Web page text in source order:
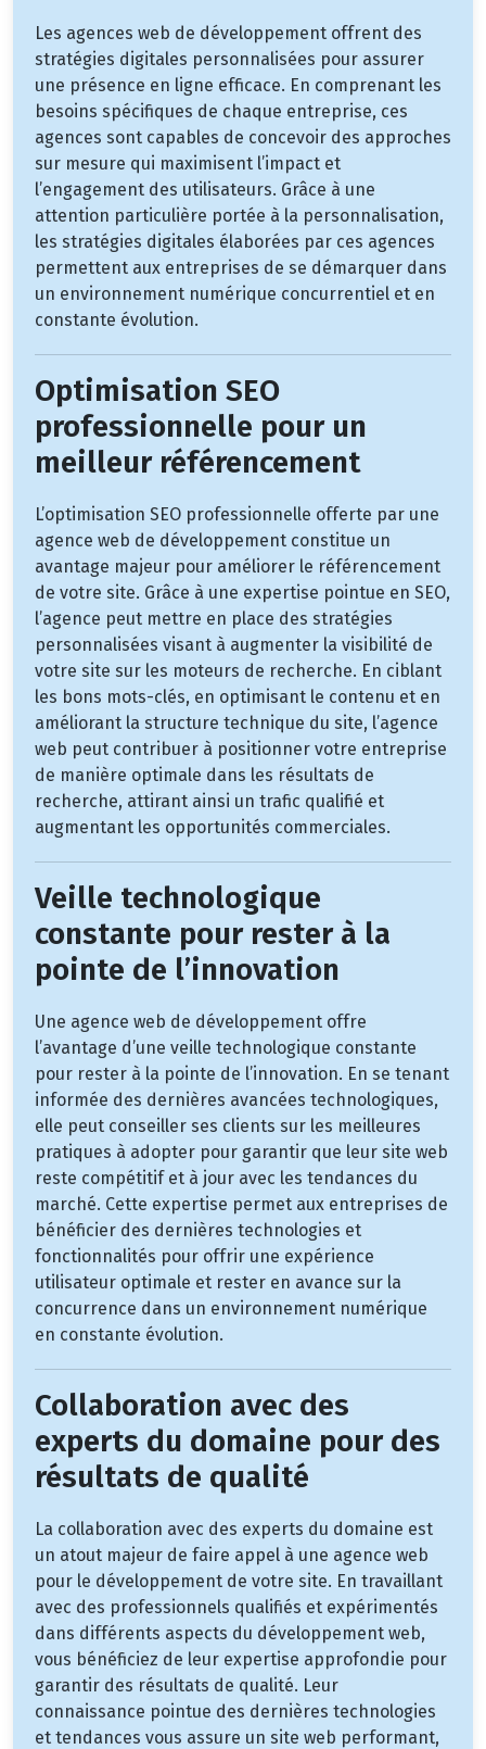
Les agences web de développement offrent des
stratégies digitales personnalisées pour assurer
une présence en ligne efficace. En comprenant les
besoins spécifiques de chaque entreprise, ces
agences sont capables de concevoir des approches
sur mesure qui maximisent l’impact et
l’engagement des utilisateurs. Grâce à une
attention particulière portée à la personnalisation,
les stratégies digitales élaborées par ces agences
permettent aux entreprises de se démarquer dans
un environnement numérique concurrentiel et en
constante évolution.
Optimisation SEO
professionnelle pour un
meilleur référencement
L’optimisation SEO professionnelle offerte par une
agence web de développement constitue un
avantage majeur pour améliorer le référencement
de votre site. Grâce à une expertise pointue en SEO,
l’agence peut mettre en place des stratégies
personnalisées visant à augmenter la visibilité de
votre site sur les moteurs de recherche. En ciblant
les bons mots-clés, en optimisant le contenu et en
améliorant la structure technique du site, l’agence
web peut contribuer à positionner votre entreprise
de manière optimale dans les résultats de
recherche, attirant ainsi un trafic qualifié et
augmentant les opportunités commerciales.
Veille technologique
constante pour rester à la
pointe de l’innovation
Une agence web de développement offre
l’avantage d’une veille technologique constante
pour rester à la pointe de l’innovation. En se tenant
informée des dernières avancées technologiques,
elle peut conseiller ses clients sur les meilleures
pratiques à adopter pour garantir que leur site web
reste compétitif et à jour avec les tendances du
marché. Cette expertise permet aux entreprises de
bénéficier des dernières technologies et
fonctionnalités pour offrir une expérience
utilisateur optimale et rester en avance sur la
concurrence dans un environnement numérique
en constante évolution.
Collaboration avec des
experts du domaine pour des
résultats de qualité
La collaboration avec des experts du domaine est
un atout majeur de faire appel à une agence web
pour le développement de votre site. En travaillant
avec des professionnels qualifiés et expérimentés
dans différents aspects du développement web,
vous bénéficiez de leur expertise approfondie pour
garantir des résultats de qualité. Leur
connaissance pointue des dernières technologies
et tendances vous assure un site web performant,